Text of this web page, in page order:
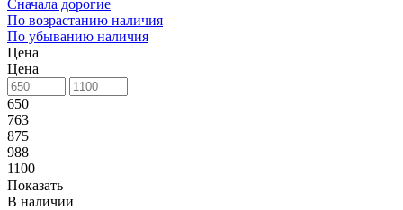
Сначала дорогие
По возрастанию наличия
По убыванию наличия
Цена
Цена
650
763
875
988
1100
Показать
В наличии